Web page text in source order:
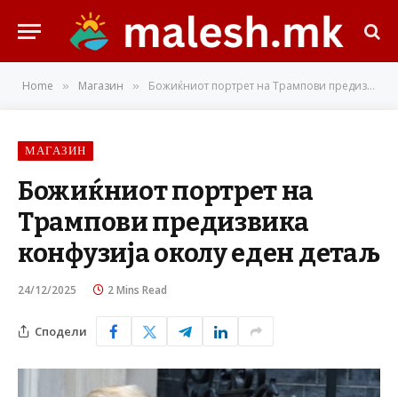
Home » Магазин » Божиќниот портрет на Трампови предизвика конфузија околу еден детаљ
МАГАЗИН
Божиќниот портрет на
Трампови предизвика
конфузија околу еден детаљ
24/12/2025 2 Mins Read
Сподели